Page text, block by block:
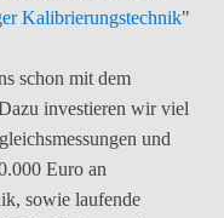
Kalibrierungstechnik"
schon mit dem
investieren wir viel
und
Euro an
sowie laufende